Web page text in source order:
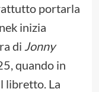
portarla
inizia
di Jonny
quando in
libretto. La